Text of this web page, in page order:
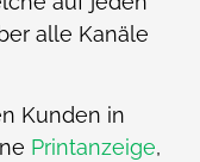
alle Kanäle
Kunden in
Printanzeige,